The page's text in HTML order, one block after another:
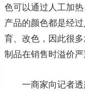
色可以通过人工加
产品的颜色都是经
育、改色，因此很
制品在销售时溢价严
一商家向记者